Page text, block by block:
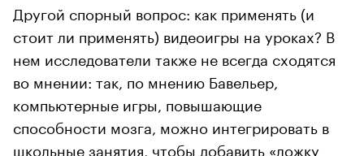
Другой спорный вопрос: как применять (и
стоит ли применять) видеоигры на уроках? В
нем исследователи также не всегда сходятся
во мнении: так, по мнению Бавельер,
компьютерные игры, повышающие
способности мозга, можно интегрировать в
школьные занятия, чтобы добавить «ложку